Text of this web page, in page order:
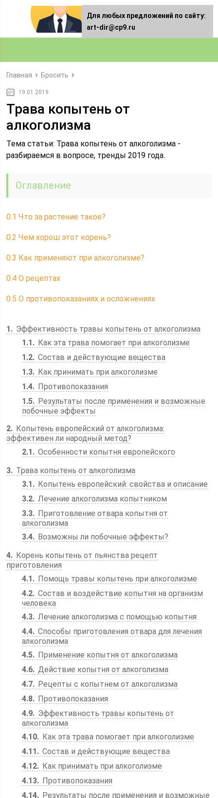
Главная Бросить
19.01.2019
Трава копытень от
алкоголизма
Тема статьи: Трава копытень от алкоголизма -
разбираемся в вопросе, тренды 2019 года.
Оглавление
0.1 Что за растение такое?
0.2 Чем хорош этот корень?
0.3 Как применяют при алкоголизме?
0.4 О рецептах
0.5 О противопоказаниях и осложнениях
1
Эффективность травы копытень от алкоголизма
1.1
Как эта трава помогает при алкоголизме
1.2 Состав и действующие вещества
1.3
Как принимать при алкоголизме
1.4
Противопоказания
1.5
Результаты после применения и возможные
побочные эффекты
2
Копытень европейский от алкоголизма:
эффективен ли народный метод?
2.1
Особенности копытня европейского
3
Трава копытень от алкоголизма
3.1
Копытень европейский: свойства и описание
3.2 Лечение алкоголизма копытником
3.3
Приготовление отвара копытня от
алкоголизма
3.4
Возможны ли побочные эффекты?
4
Корень копытень от пьянства рецепт
приготовления
4.1
Помощь травы копытень при алкоголизме
4.2 Состав и воздействие копытня на организм
человека
4.3 Лечение алкоголизма с помощью копытня
4.4 Способы приготовления отвара для лечения
алкоголизма
4.5
Применение копытня от алкоголизма
4.6 Действие копытня от алкоголизма
4.7
Рецепты с копытнем от алкоголизма
4.8
Противопоказания
4.9
Эффективность травы копытень от
алкоголизма
4.10
Как эта трава помогает при алкоголизме
4.11
Состав и действующие вещества
4.12
Как принимать при алкоголизме
4.13
Противопоказания
4.14
Результаты после применения и возможные
Для любых предложений по сайту:
art-dir@cp9.ru